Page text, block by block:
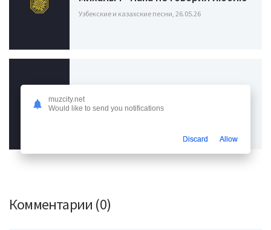
Узбекские и казахские песни, 26.05.26
Мужички
Комментарии (0)
muzcity.net
Would like to send you notifications
Discard Allow